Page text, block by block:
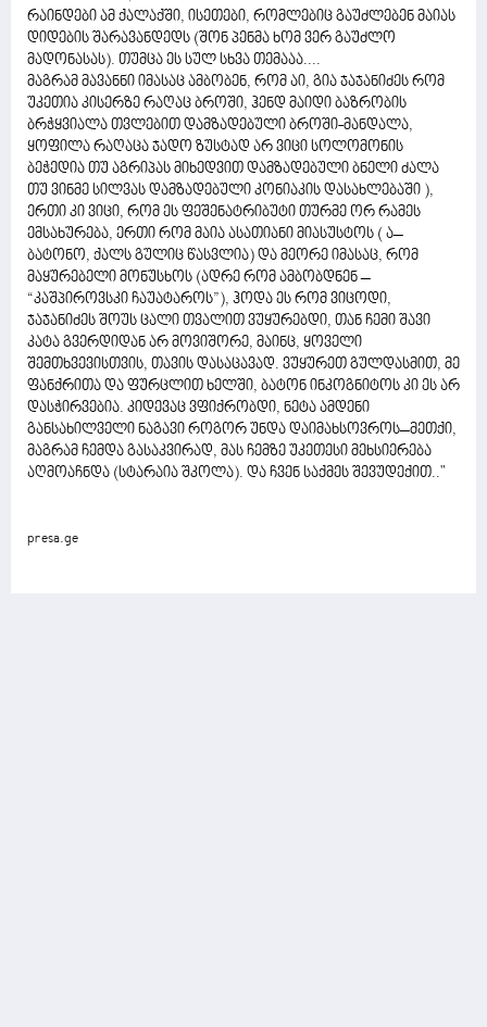
რაინდები ამ ქალაქში, ისეთები, რომლებიც გაუძლებენ მაიას
დიდების შარავანდედს (შონ პენმა ხომ ვერ გაუძლო
მადონასას). თუმცა ეს სულ სხვა თემააა....
მაგრამ მავანნი იმასაც ამბობენ, რომ აი, გია ჯაჯანიძეს რომ
უკეთია კისერზე რაღაც ბროში, ჰენდ მაიდი ბაზრობის
ბრჭყვიალა თვლებით დამზადებული ბროში-მანდალა,
ყოფილა რაღაცა ჯადო ზუსტად არ ვიცი სოლომონის
ბეჭედია თუ აგრიპას მიხედვით დამზადებული ბნელი ძალა
თუ ვინმე სილვას დამზადებული კონიაკის დასახლებაში ),
ერთი კი ვიცი, რომ ეს ფეშენატრიბუტი თურმე ორ რამეს
ემსახურება, ერთი რომ მაია ასათიანი მიასუსტოს ( ა–
ბატონო, ქალს გულიც წასვლია) და მეორე იმასაც, რომ
მაყურებელი მონუსხოს (ადრე რომ ამბობდნენ –
“კაშპიროვსკი ჩაუატაროს”), ჰოდა ეს რომ ვიცოდი,
ჯაჯანიძეს შოუს ცალი თვალით ვუყურებდი, თან ჩემი შავი
კატა გვერდიდან არ მოვიშორე, მაინც, ყოველი
შემთხვევისთვის, თავის დასაცავად. ვუყურეთ გულდასმით, მე
ფანქრითა და ფურცლით ხელში, ბატონ ინკოგნიტოს კი ეს არ
დასჭირვებია. კიდევაც ვფიქრობდი, ნეტა ამდენი
განსახილველი ნაგავი როგორ უნდა დაიმახსოვროს–მეთქი,
მაგრამ ჩემდა გასაკვირად, მას ჩემზე უკეთესი მეხსიერება
აღმოაჩნდა (სტარაია შკოლა). და ჩვენ საქმეს შევუდექით.."
presa.ge